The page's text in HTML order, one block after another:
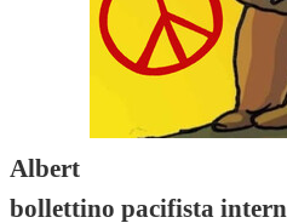
Albert
bollettino pacifista